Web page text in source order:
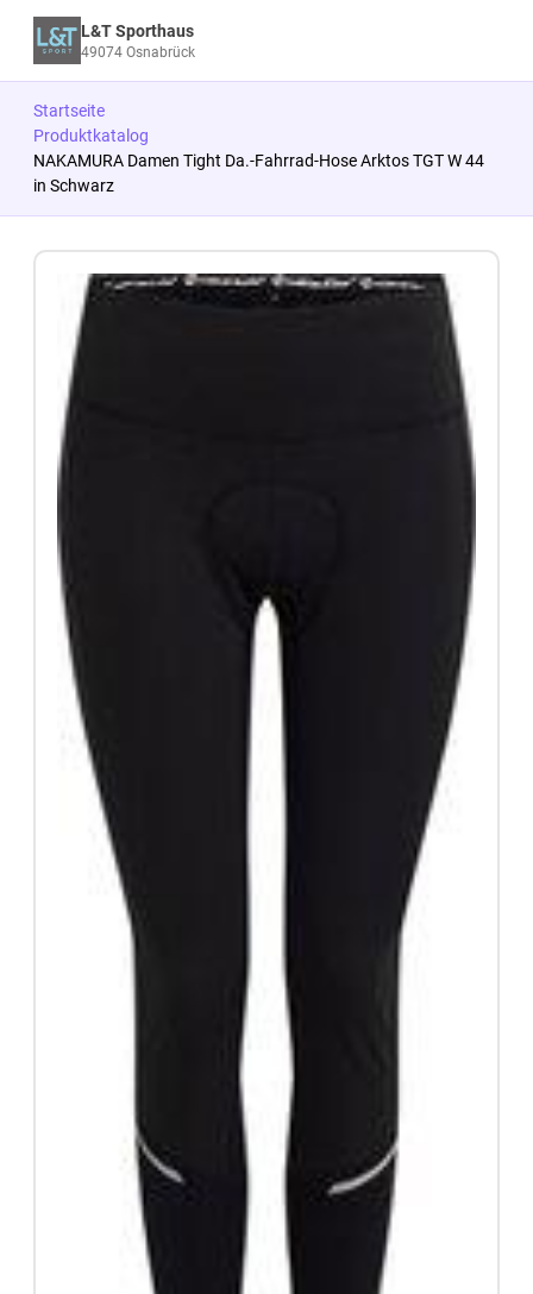
L&T Sporthaus
49074 Osnabrück
Startseite
Produktkatalog
NAKAMURA Damen Tight Da.-Fahrrad-Hose Arktos TGT W 44
in Schwarz